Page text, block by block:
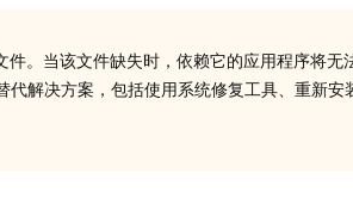
件。当该文件缺失时，依赖它的应用程序将
解决方案，包括使用系统修复工具、重新安